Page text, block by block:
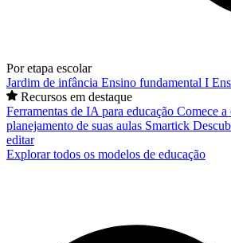
Por etapa escolar
Jardim de infância Ensino fundamental I
Recursos em destaque
Ferramentas de IA para educação Comece
planejamento de suas aulas Smartick
editar
Explorar todos os modelos de educação